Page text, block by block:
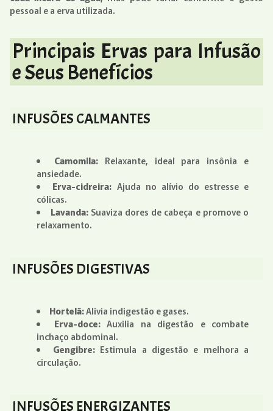
pessoal e a erva utilizada.
Principais Ervas para Infusão
e Seus Benefícios
INFUSÕES CALMANTES
Camomila: Relaxante, ideal para insônia e
ansiedade.
Erva-cidreira: Ajuda no alívio do estresse e
cólicas.
Lavanda:Suaviza dores de cabeça e promove o
relaxamento.
INFUSÕES DIGESTIVAS
Hortelã:Alivia indigestão e gases.
Erva-doce:Auxilia na digestão e combate
inchaço abdominal.
Gengibre:Estimula a digestão e melhora a
circulação.
INFUSÕES ENERGIZANTES